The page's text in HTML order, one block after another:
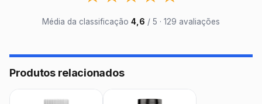
Média da classificação 4,6 / 5 · 129 avaliações
Produtos relacionados